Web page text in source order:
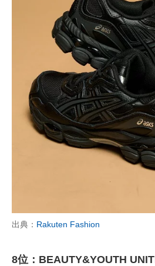
出典： Rakuten Fashion
8位：BEAUTY&YOUTH